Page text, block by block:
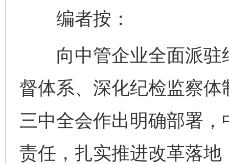
编者按：
向中管企业全面派驻
督体系、深化纪检监察
三中全会作出明确部署
责任，扎实推进改革落